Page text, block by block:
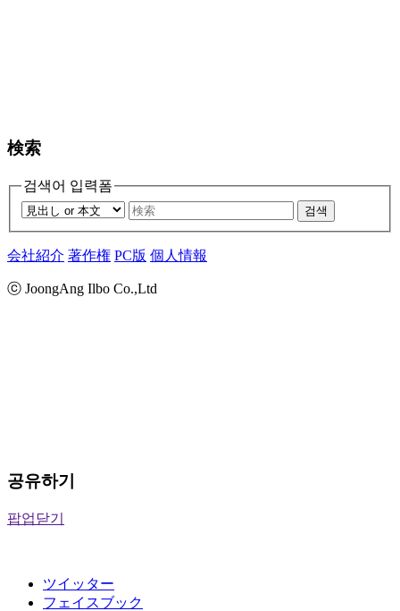
検索
검색어 입력폼
검색
会社紹介 著作権 PC版 個人情報
ⓒ JoongAng Ilbo Co.,Ltd
공유하기
팝업닫기
ツイッター
フェイスブック